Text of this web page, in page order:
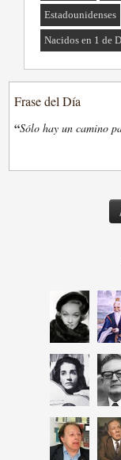
Estadounidenses
Nacidos en 1 de
Frase del Día
“Sólo hay un camino